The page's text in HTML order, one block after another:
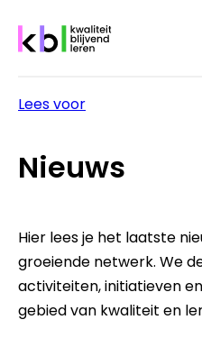
inhoud
Lees voor
Nieuws
Hier lees je het laatste
groeiende netwerk. We
activiteiten, initiatieven
gebied van kwaliteit en